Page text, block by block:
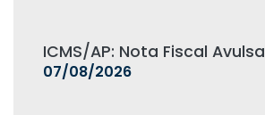
ICMS/AP: Nota Fiscal Avulsa
07/08/2026